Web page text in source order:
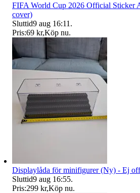
FIFA World Cup 2026 Official Sticker
cover)
Sluttid9 aug 16:11 .
Pris:69 kr,Köp nu.
Displaylåda för minifigurer (Ny) - Ej
Sluttid9 aug 16:55.
Pris:299 kr,Köp nu.